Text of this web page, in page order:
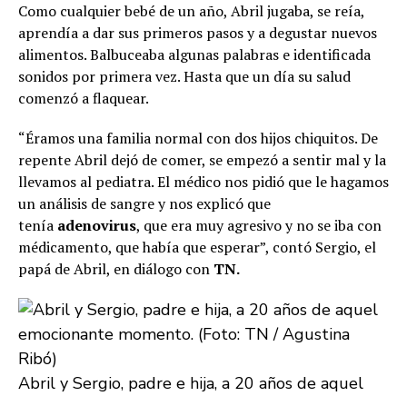
Como cualquier bebé de un año, Abril jugaba, se reía,
aprendía a dar sus primeros pasos y a degustar nuevos
alimentos. Balbuceaba algunas palabras e identificada
sonidos por primera vez. Hasta que un día su salud
comenzó a flaquear.
“Éramos una familia normal con dos hijos chiquitos. De
repente Abril dejó de comer, se empezó a sentir mal y la
llevamos al pediatra. El médico nos pidió que le hagamos
un análisis de sangre y nos explicó que
tenía adenovirus, que era muy agresivo y no se iba con
médicamento, que había que esperar”, contó Sergio, el
papá de Abril, en diálogo con TN.
Abril y Sergio, padre e hija, a 20 años de aquel